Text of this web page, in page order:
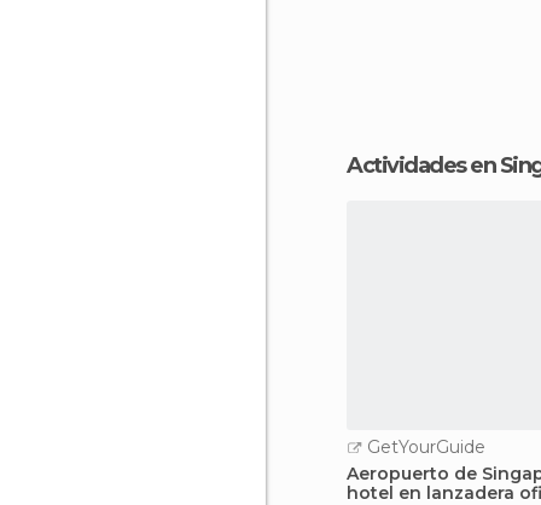
Actividades en
GetYourGuide
Aeropuerto de
hotel en lanzadera